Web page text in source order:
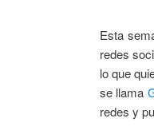
Esta
redes
lo que
se llama
redes y